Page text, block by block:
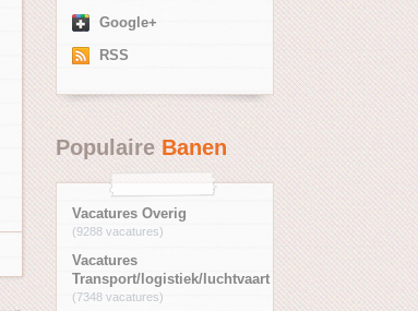
Google+
RSS
PopulaireBanen
Vacatures Overig
(9288 vacatures)
Vacatures
Transport/logistiek/luchtvaart
(7348 vacatures)